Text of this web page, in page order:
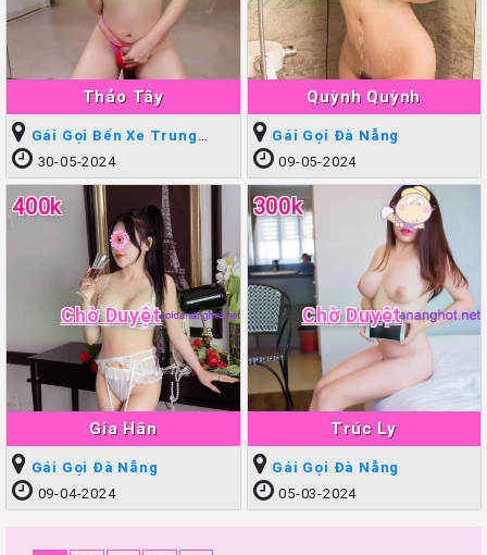
Thảo Tây
Gái Gọi Bến Xe Trung
Tâm30-05-2024
Quỳnh Quỳnh
Gái Gọi Đà Nẵng
09-05-2024
Gia Hân
400k
Chờ Duyệt
Gái Gọi Đà Nẵng
09-04-2024
Trúc Ly
300k
Chờ Duyệt
Gái Gọi Đà Nẵng
05-03-2024